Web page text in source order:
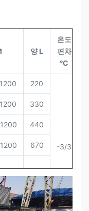
양 L
온도
편차
°C
220
-3/3
330
440
670
330